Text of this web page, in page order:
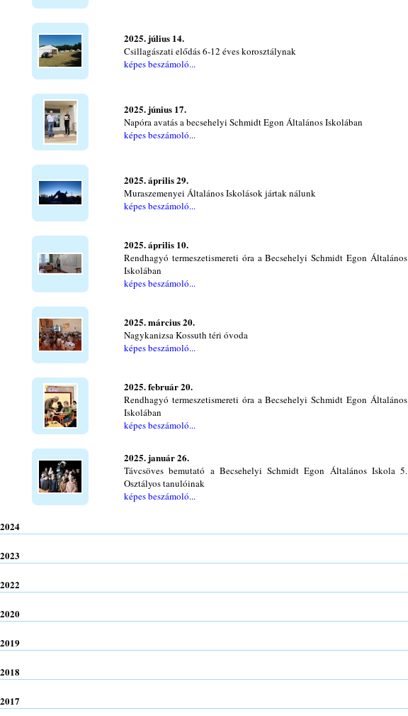
2025. július 14.
Csillagászati elődás 6-12 éves korosztálynak
képes beszámoló...
2025. június 17.
Napóra avatás a becsehelyi Schmidt Egon Általános Iskolában
képes beszámoló...
2025. április 29.
Muraszemenyei Általános Iskolások jártak nálunk
képes beszámoló...
2025. április 10.
Rendhagyó termeszetismereti óra a Becsehelyi Schmidt Egon Általános
Iskolában
képes beszámoló...
2025. március 20.
Nagykanizsa Kossuth téri óvoda
képes beszámoló...
2025. február 20.
Rendhagyó termeszetismereti óra a Becsehelyi Schmidt Egon Általános
Iskolában
képes beszámoló...
2025. január 26.
Távcsöves bemutató a Becsehelyi Schmidt Egon Általános Iskola 5.
Osztályos tanulóinak
képes beszámoló...
2024
2023
2022
2020
2019
2018
2017